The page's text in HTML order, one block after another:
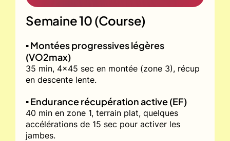
Semaine 10 (Course)
▪️ Montées progressives légères
(VO2max)
35 min, 4x45 sec en montée (zone 3), récup
en descente lente.
▪️ Endurance récupération active (EF)
40 min en zone 1, terrain plat, quelques
accélérations de 15 sec pour activer les
jambes.